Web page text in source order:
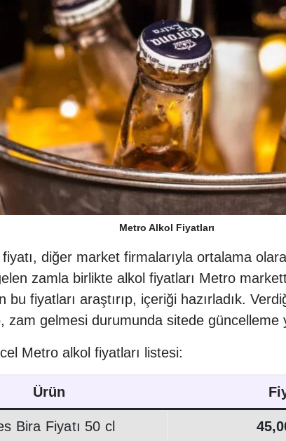
Metro Alkol Fiyatları
diğer market firmalarıyla ortalama
zamla birlikte alkol fiyatları Metro
bu fiyatları araştırıp, içeriği hazırladık.
zam gelmesi durumunda sitede güncelleme
Metro alkol fiyatları listesi:
Ürün
Bira Fiyatı 50 cl